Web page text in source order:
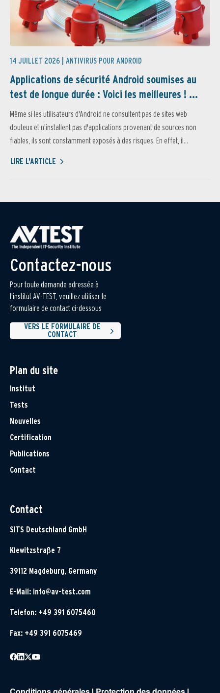
14 JUILLET 2026 | ANTIVIRUS POUR ANDROID
Applications de sécurité Android soumises au
test de longue durée : Voici les meilleures ! ...
Même si les utilisateurs d'Android ne consultent pas de sites web
douteux et n'installent pas d'applications provenant de sources non
fiables, ils sont constamment exposés à des risques. En effet, il...
LIRE L'ARTICLE
Contactez-nous
Pour toute demande adressée à
l'institut AV-TEST, veuillez utiliser le
formulaire de contact ci-dessous
VERS LE FORMULAIRE DE
CONTACT
Plan du site
Institut
Tests
Nouvelles
Certification
Publications
Contact
Contact
SITS Deutschland GmbH
Klewitzstraße 7
39112 Magdeburg, Germany
E-Mail: info@av-test.com
Telefon: +49 391 6075460
Fax: +49 391 6075469